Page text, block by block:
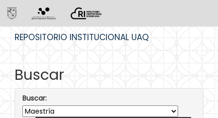
REPOSITORIO INSTITUCIONAL UAQ
Buscar
Buscar: